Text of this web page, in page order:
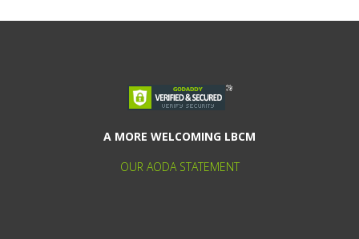
A MORE WELCOMING LBCM
OUR AODA STATEMENT